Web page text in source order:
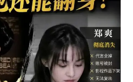
“还不如不放假”
梅婷12岁女儿百花奖发言
从科技创新看开局起步的时与势